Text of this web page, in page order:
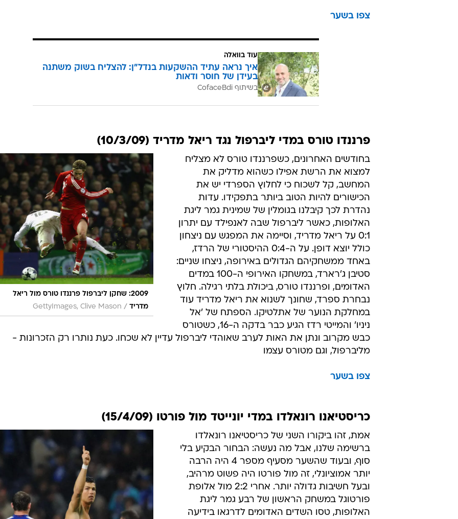
צפו בשער
עוד בוואלה
איך נראה עתיד ההשקעות בנדל"ן: להצליח בשוק משתנה
בעידן של חוסר ודאות
בשיתוף CofaceBdi
פרננדו טורס במדי ליברפול נגד ריאל מדריד (10/3/09)
2009: שחקן ליברפול פרננדו טורס מול ריאל
מדריד /
GettyImages, Clive Mason
בחודשים האחרונים, כשפרננדו טורס לא מצליח
למצוא את הרשת אפילו כשהוא מדליק את
המחשב, קל לשכוח כי לחלוץ הספרדי יש את
הכישורים להיות הטוב ביותר בתפקידו. עדות
נהדרת לכך קיבלנו בגומלין של שמינית גמר ליגת
האלופות, כאשר ליברפול שבה לאנפילד עם יתרון
0:1 על ריאל מדריד, וסיימה את המפגש עם ניצחון
כולל יוצא דופן. על ה-0:4 ההיסטורי של הרדז,
באחד ממשחקיהם הגדולים באירופה, ניצחו שניים:
סטיבן ג'רארד, במשחקו האירופי ה-100 במדים
האדומים, ופרננדו טורס, ביכולת בלתי רגילה. חלוץ
נבחרת ספרד, שחונך לשנוא את ריאל מדריד עוד
במחלקת הנוער של אתלטיקו. הספתח של 'אל
ניניו' והמייטי רדז הגיע כבר בדקה ה-16, כשטורס
כבש מקרוב ונתן את האות לערב שאוהדי ליברפול עדיין לא שכחו. כעת נותרו רק הזכרונות -
מליברפול, וגם מטורס עצמו
צפו בשער
כריסטיאנו רונאלדו במדי יונייטד מול פורטו (15/4/09)
אמת, זהו ביקורו השני של כריסטיאנו רונאלדו
ברשימה שלנו, אבל מה נעשה: הבחור הבקיע בלי
סוף, ובעוד שהשער מסעיף מספר 4 היה הרבה
יותר אמוציונלי, זה מול פורטו היה פשוט מרהיב,
ובעל חשיבות גדולה יותר. אחרי 2:2 מול אלופת
פורטוגל במשחק הראשון של רבע גמר ליגת
האלופות, טסו השדים האדומים לדרגאו בידיעה